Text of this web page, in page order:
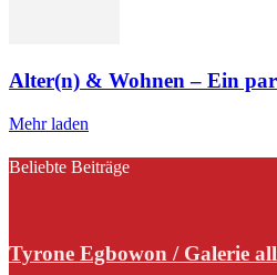
Alter(n) & Wohnen – Ein
Mehr laden
Beliebte Beiträge
Tyrone Egbowon / Galerie